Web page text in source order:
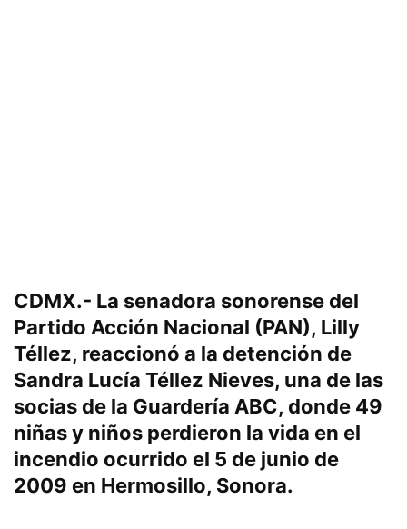
CDMX.- La senadora sonorense del
Partido Acción Nacional (PAN), Lilly
Téllez, reaccionó a la detención de
Sandra Lucía Téllez Nieves, una de las
socias de la Guardería ABC, donde 49
niñas y niños perdieron la vida en el
incendio ocurrido el 5 de junio de
2009 en Hermosillo, Sonora.